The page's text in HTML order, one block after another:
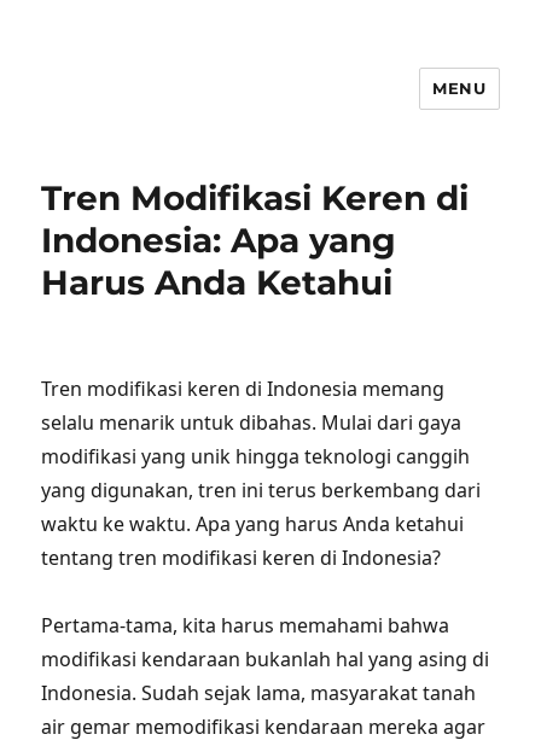
MENU
Tren Modifikasi Keren di
Indonesia: Apa yang
Harus Anda Ketahui
Tren modifikasi keren di Indonesia memang
selalu menarik untuk dibahas. Mulai dari gaya
modifikasi yang unik hingga teknologi canggih
yang digunakan, tren ini terus berkembang dari
waktu ke waktu. Apa yang harus Anda ketahui
tentang tren modifikasi keren di Indonesia?
Pertama-tama, kita harus memahami bahwa
modifikasi kendaraan bukanlah hal yang asing di
Indonesia. Sudah sejak lama, masyarakat tanah
air gemar memodifikasi kendaraan mereka agar